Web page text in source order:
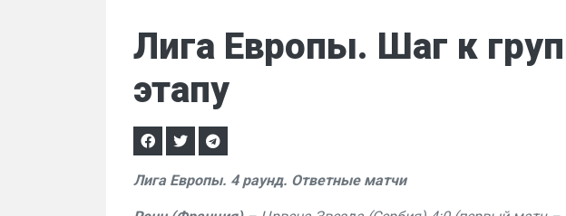
Лига Европы. Шаг к
этапу
Лига Европы. 4 раунд. Ответные матчи